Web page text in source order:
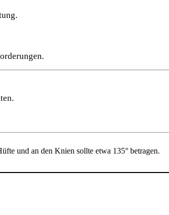
und an den Knien sollte etwa 135° betragen.